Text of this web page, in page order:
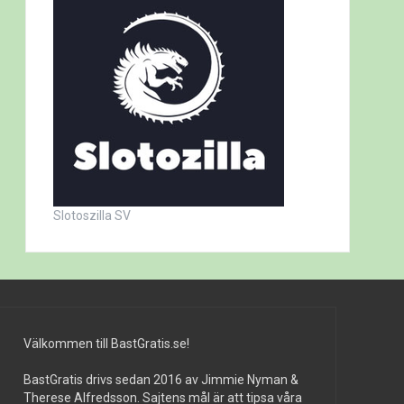
Slotoszilla SV
Välkommen till BastGratis.se!
BastGratis drivs sedan 2016 av Jimmie Nyman &
Therese Alfredsson. Sajtens mål är att tipsa våra